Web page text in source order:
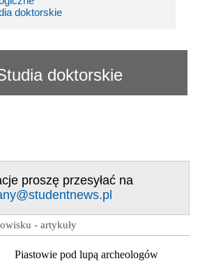
doktorskie
doktorskie
proszę przesyłać na
- artykuły
Piastowie pod lupą archeologów